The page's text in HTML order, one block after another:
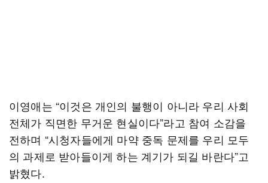
이영애는 “이것은 개인의 불행이 아니라 우리 사회
전체가 직면한 무거운 현실이다”라고 참여 소감을
전하며 “시청자들에게 마약 중독 문제를 우리 모두
의 과제로 받아들이게 하는 계기가 되길 바란다”고
밝혔다.